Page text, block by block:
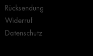
Rücksendung
Widerruf
Datenschutz